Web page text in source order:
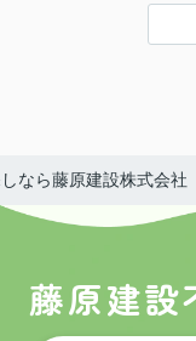
なら藤原建設株式会社
藤原建設